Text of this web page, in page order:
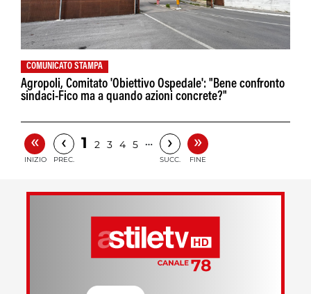
COMUNICATO STAMPA
Agropoli, Comitato 'Obiettivo Ospedale': "Bene confronto
sindaci-Fico ma a quando azioni concrete?"
«
INIZIO
‹
PREC.
1 2 3 4 5 … ›
SUCC.
»
FINE